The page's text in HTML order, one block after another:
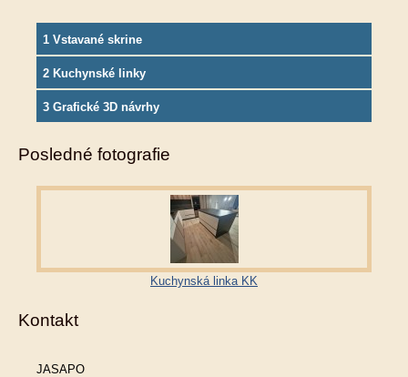
1 Vstavané skrine
2 Kuchynské linky
3 Grafické 3D návrhy
Posledné fotografie
Kuchynská linka KK
Kontakt
JASAPO